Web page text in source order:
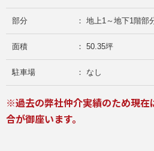
部分 ： 地上1～地下1階部
面積 ： 50.35坪
駐車場 ： なし
※過去の弊社仲介実績のため現在
合が御座います。